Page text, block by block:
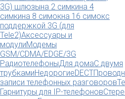
3G) шлюзына 2 симкина 4
симкина 8 симокна 16 симокс
поддержкой 3G (для
Tele2)Аксессуары и
модулиМодемы
GSM/CDMA/EDGE/3G
РадиотелефоныДля домаС двумя
трубкамиНедорогиеDECT
записи телефонных разговоров
Гарнитуры для IP-телефонов